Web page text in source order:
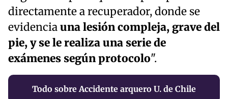
directamente a recuperador, donde se
evidenciauna lesión compleja, grave del
pie, y se le realiza una serie de
exámenes según protocolo".
Todo sobre Accidente arquero U. de Chile